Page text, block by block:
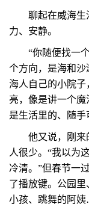
聊起在威海生活
力、安静。
“你随便找一个
个方向，是海和
海人自己的小院
亮，像是讲一个
是生活里的、随手
他又说，刚来的
人很少。“我以为
冷清。”但春节一
了播放键。公园
小孩、跳舞的阿